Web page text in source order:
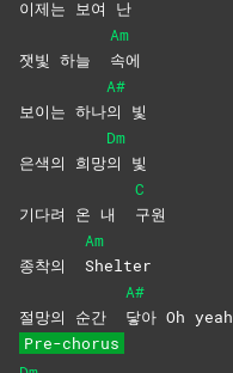
이제는 보여 난
잿빛 하늘
Am
속에
보이는 하나
A#
의 빛
은색의 희망
Dm
의 빛
기다려 온 내
C
구원
종착의
Am
Shelter
절망의 순간
A#
닿아 Oh yeah
Pre-chorus